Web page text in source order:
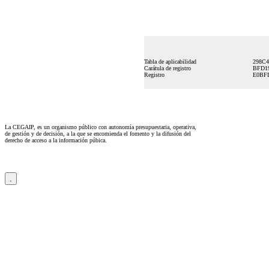
Tabla de aplicabilidad
Carátula de registro
Registro
La CEGAIP, es un organismo público con autonomía presupuestaria, operativa,
de gestión y de decisión, a la que se encomienda el fomento y la difusión del
derecho de acceso a la información púbica.